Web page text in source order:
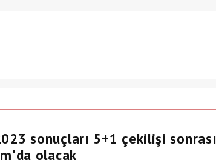
sonuçları 5+1 çekilişi sonrası
olacak